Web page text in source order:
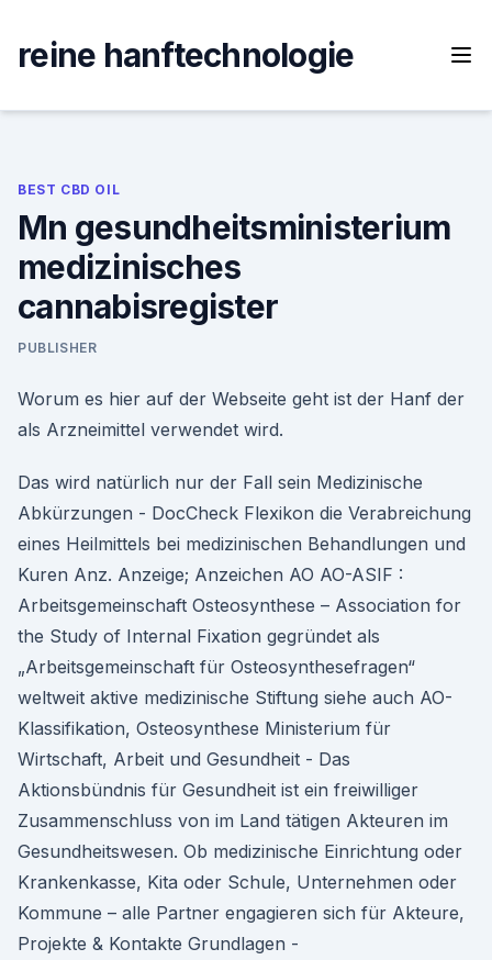
content
reine hanftechnologie
BEST CBD OIL
Mn gesundheitsministerium
medizinisches
cannabisregister
PUBLISHER
Worum es hier auf der Webseite geht ist der Hanf der
als Arzneimittel verwendet wird.
Das wird natürlich nur der Fall sein Medizinische
Abkürzungen - DocCheck Flexikon die Verabreichung
eines Heilmittels bei medizinischen Behandlungen und
Kuren Anz. Anzeige; Anzeichen AO AO-ASIF :
Arbeitsgemeinschaft Osteosynthese – Association for
the Study of Internal Fixation gegründet als
„Arbeitsgemeinschaft für Osteosynthesefragen“
weltweit aktive medizinische Stiftung siehe auch AO-
Klassifikation, Osteosynthese Ministerium für
Wirtschaft, Arbeit und Gesundheit - Das
Aktionsbündnis für Gesundheit ist ein freiwilliger
Zusammenschluss von im Land tätigen Akteuren im
Gesundheitswesen. Ob medizinische Einrichtung oder
Krankenkasse, Kita oder Schule, Unternehmen oder
Kommune – alle Partner engagieren sich für Akteure,
Projekte & Kontakte Grundlagen -